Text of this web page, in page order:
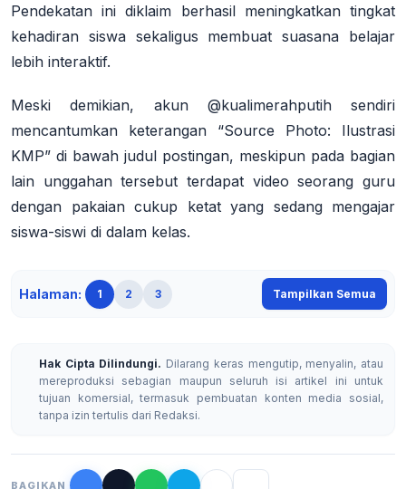
Pendekatan ini diklaim berhasil meningkatkan tingkat
kehadiran siswa sekaligus membuat suasana belajar
lebih interaktif.
Meski demikian, akun @kualimerahputih sendiri
mencantumkan keterangan “Source Photo: Ilustrasi
KMP” di bawah judul postingan, meskipun pada bagian
lain unggahan tersebut terdapat video seorang guru
dengan pakaian cukup ketat yang sedang mengajar
siswa-siswi di dalam kelas.
Halaman: 1 2 3 Tampilkan Semua
Hak Cipta Dilindungi. Dilarang keras mengutip, menyalin, atau
mereproduksi sebagian maupun seluruh isi artikel ini untuk
tujuan komersial, termasuk pembuatan konten media sosial,
tanpa izin tertulis dari Redaksi.
BAGIKAN